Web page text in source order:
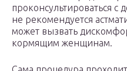
проконсультироваться с
не рекомендуется
может вызвать
кормящим женщинам.